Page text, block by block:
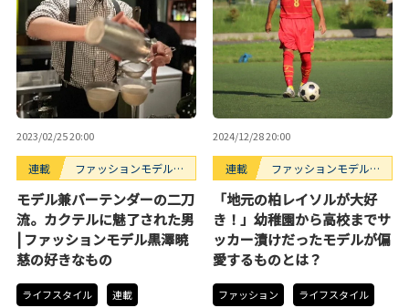
2023/02/25 20:00
連載
ファッションモデルの
モデル兼バーテンダーの二刀
流。カクテルに魅了された男
| ファッションモデル黒澤暁
慈の好きなもの
ライフスタイル 連載
2024/12/28 20:00
連載
ファッションモデルの
「地元の柏レイソルが大好
き！」幼稚園から高校までサ
ッカー漬けだったモデルが偏
愛するものとは？
ファッション
ライフスタイル